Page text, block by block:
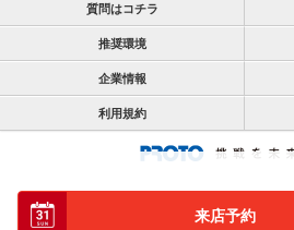
来店予約
質問はコチラ
推奨環境
企業情報
利用規約